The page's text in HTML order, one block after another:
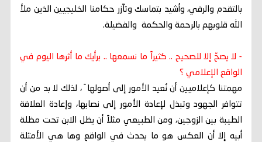
بالتقدم والرقي، وأشيد بتماسك وتآزر حكامنا الخليجيين الذين ملأ
الله قلوبهم بالرحمة والحكمة والفضيلة.
- لا يصحّ إلا للصحيح .. كثيراً ما نسمعها .. برأيك ما أثرها اليوم في
الواقع الإعلامي ؟
مهمتنا كإعلاميين أن نُعيد الأمور إلى أصولها َ ، لذلك لا بد من أن
تتوافر الجهود وتبذل لإعادة الأمور إلى نصابها، وإعادة العلاقة
الطيبة بين الزوجين، ومن الطبيعي مثلاً أن يظل الابن تحت مظلة
أبيه إلا أن العكس هو ما يحدث في الواقع وها هي الأمثلة